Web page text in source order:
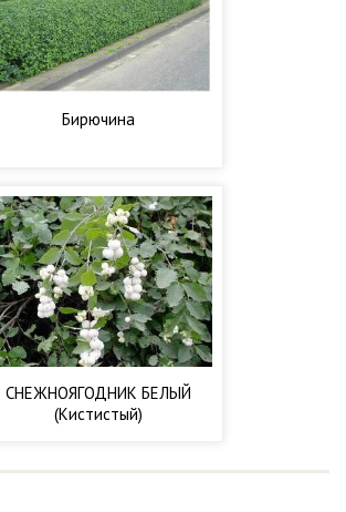
Бирючина
СНЕЖНОЯГОДНИК БЕЛЫЙ
(Кистистый)